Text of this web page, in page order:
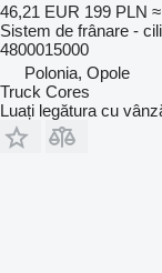
46,21 EUR 199 PLN
Sistem de frânare -
4800015000
Polonia, Opole
Truck Cores
Luați legătura cu